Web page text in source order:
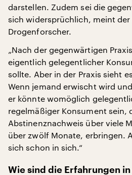
darstellen. Zudem sei die
sich widersprüchlich, meint
Drogenforscher.
„Nach der gegenwärtigen
eigentlich gelegentlicher
sollte. Aber in der Praxis sieht
Wenn jemand erwischt wird
er könnte womöglich
regelmäßiger Konsument sein,
Abstinenznachweis über viele
über zwölf Monate, erbringen.
sich schon in sich.“
Wie sind die Erfahrungen in